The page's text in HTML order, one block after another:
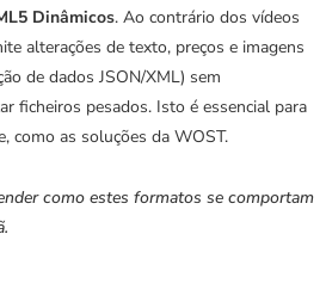
Dinâmicos. Ao contrário dos vídeos
alterações de texto, preços e imagens
de dados JSON/XML) sem
ficheiros pesados. Isto é essencial para
como as soluções da WOST.
como estes formatos se comportam